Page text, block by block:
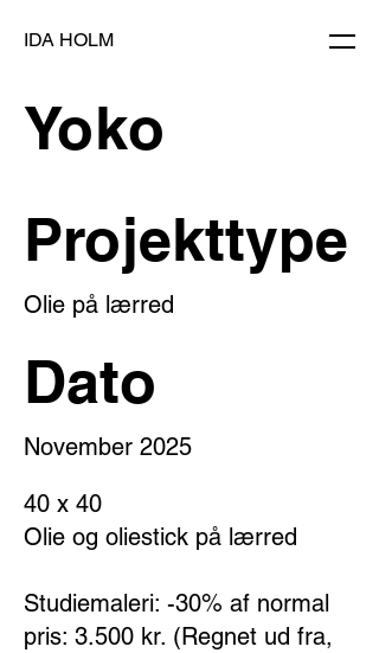
IDA HOLM
Yoko
Projekttype
Olie på lærred
Dato
November 2025
40 x 40
Olie og oliestick på lærred
Studiemaleri: -30% af normal
pris: 3.500 kr. (Regnet ud fra,